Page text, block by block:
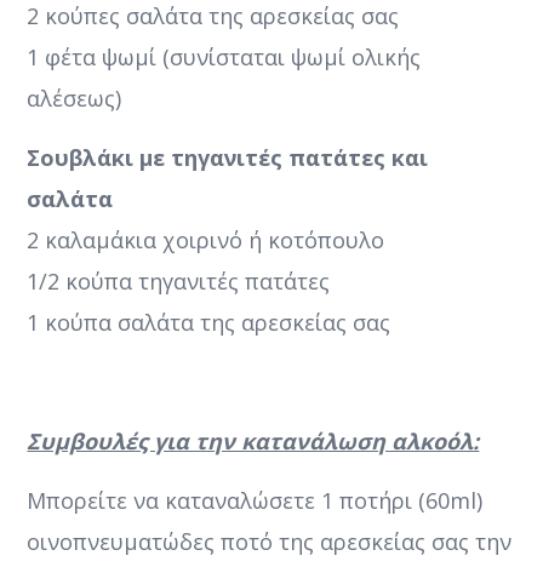
2 κούπες σαλάτα της αρεσκείας σας
1 φέτα ψωμί (συνίσταται ψωμί ολικής
αλέσεως)
Σουβλάκι με τηγανιτές πατάτες και
σαλάτα
2 καλαμάκια χοιρινό ή κοτόπουλο
1/2 κούπα τηγανιτές πατάτες
1 κούπα σαλάτα της αρεσκείας σας
Συμβουλές για την κατανάλωση αλκοόλ:
Μπορείτε να καταναλώσετε 1 ποτήρι (60ml)
οινοπνευματώδες ποτό της αρεσκείας σας την